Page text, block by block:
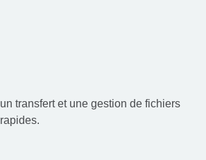
transfert et une gestion de fichiers